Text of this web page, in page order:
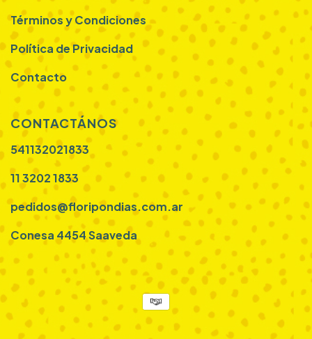
Términos y Condiciones
Política de Privacidad
Contacto
CONTACTÁNOS
541132021833
11 3202 1833
pedidos@floripondias.com.ar
Conesa 4454 Saaveda